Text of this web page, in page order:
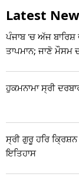
Latest
ਪੰਜਾਬ 'ਚ ਅੱਜ
ਤਾਪਮਾਨ; ਜਾਣੋ ਮੌਸਮ
ਹੁਕਮਨਾਮਾ ਸ੍ਰੀ
ਸ੍ਰੀ ਗੁਰੂ ਹਰਿ
ਇਤਿਹਾਸ